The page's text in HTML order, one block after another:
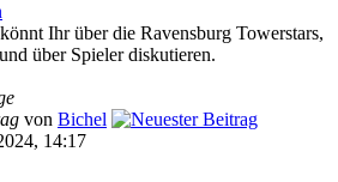
Ihr über die Ravensburg Towerstars,
über Spieler diskutieren.
von Bichel
14:17